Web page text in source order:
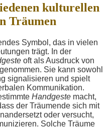
kulturellen
Träumen
Symbol, das in vielen
trägt. In der
oft als Ausdruck von
Sie kann sowohl
signalisieren und spielt
Kommunikation.
Handgeste macht,
der Träumende sich mit
oder versucht,
Solche Träume